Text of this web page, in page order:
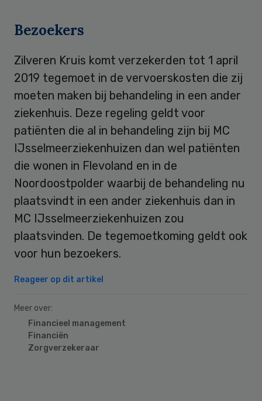
Bezoekers
Zilveren Kruis komt verzekerden tot 1 april
2019 tegemoet in de vervoerskosten die zij
moeten maken bij behandeling in een ander
ziekenhuis. Deze regeling geldt voor
patiënten die al in behandeling zijn bij MC
IJsselmeerziekenhuizen dan wel patiënten
die wonen in Flevoland en in de
Noordoostpolder waarbij de behandeling nu
plaatsvindt in een ander ziekenhuis dan in
MC IJsselmeerziekenhuizen zou
plaatsvinden. De tegemoetkoming geldt ook
voor hun bezoekers.
Reageer op dit artikel
Meer over:
Financieel management
Financiën
Zorgverzekeraar